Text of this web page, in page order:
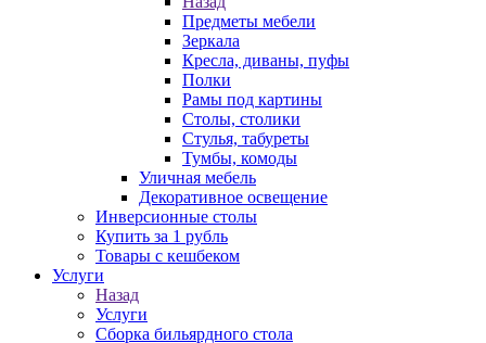
Предметы мебели
Зеркала
Кресла, диваны, пуфы
Полки
Рамы под картины
Столы, столики
Стулья, табуреты
Тумбы, комоды
Уличная мебель
Декоративное освещение
Инверсионные столы
Купить за 1 рубль
Товары с кешбеком
Услуги
Назад
Услуги
Сборка бильярдного стола